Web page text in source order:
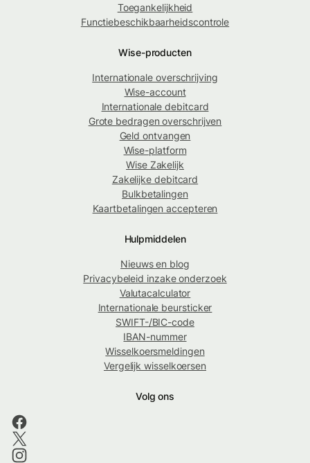
Toegankelijkheid
Functiebeschikbaarheidscontrole
Wise-producten
Internationale overschrijving
Wise-account
Internationale debitcard
Grote bedragen overschrijven
Geld ontvangen
Wise-platform
Wise Zakelijk
Zakelijke debitcard
Bulkbetalingen
Kaartbetalingen accepteren
Hulpmiddelen
Nieuws en blog
Privacybeleid inzake onderzoek
Valutacalculator
Internationale beursticker
SWIFT-/BIC-code
IBAN-nummer
Wisselkoersmeldingen
Vergelijk wisselkoersen
Volg ons